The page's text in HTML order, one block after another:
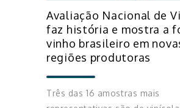
Avaliação Nacional de
faz história e mostra a
vinho brasileiro em
regiões produtoras
Três das 16 amostras mais